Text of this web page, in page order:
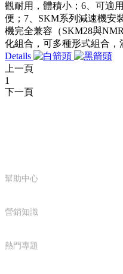
觀耐用，體積小；6、可適
便；7、SKM系列減速機安
機完全兼容（SKM28與
化組合，可多種形式組合，
Details
上一頁
1
下一頁
幫助中心
營銷知識
熱門專題